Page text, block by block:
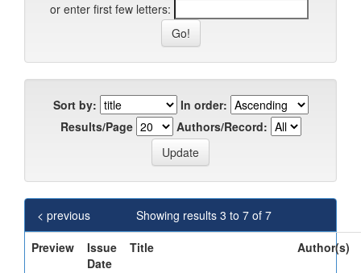
or enter first few letters:
Sort by:
In order:
Results/Page
Authors/Record:
Showing results 3 to 7 of 7
< previous
Preview
Issue
Date
Title Author(s)